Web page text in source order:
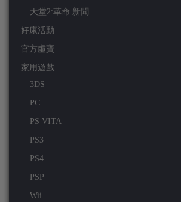
天堂2:革命 新聞
好康活動
官方虛寶
家用遊戲
3DS
PC
PS VITA
PS3
PS4
PSP
Wii